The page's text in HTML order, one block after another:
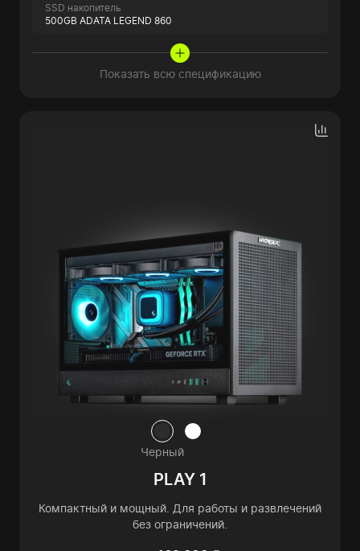
SSD накопитель
500GB ADATA LEGEND 860
Показать всю спецификацию
Черный
PLAY 1
Компактный и мощный. Для работы и развлечений
без ограничений.